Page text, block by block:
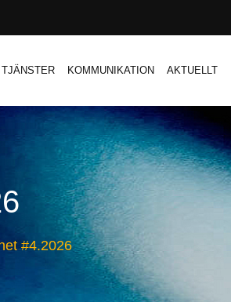
TJÄNSTER KOMMUNIKATION AKTUELLT
#4.2026